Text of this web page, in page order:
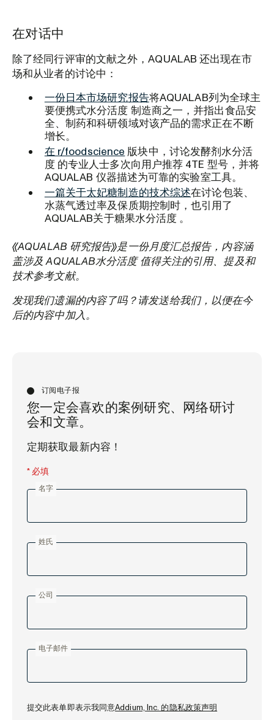
在对话中
除了经同行评审的文献之外，AQUALAB 还出现在市
场和从业者的讨论中：
一份日本市场研究报告将AQUALAB列为全球主
要便携式水分活度 制造商之一，并指出食品安
全、制药和科研领域对该产品的需求正在不断
增长。
在 r/foodscience 版块中，讨论发酵剂水分活
度 的专业人士多次向用户推荐 4TE 型号，并将
AQUALAB 仪器描述为可靠的实验室工具。
一篇关于太妃糖制造的技术综述在讨论包装、
水蒸气透过率及保质期控制时，也引用了
AQUALAB关于糖果水分活度 。
《AQUALAB 研究报告》是一份月度汇总报告，内容涵
盖涉及 AQUALAB水分活度 值得关注的引用、提及和
技术参考文献。
发现我们遗漏的内容了吗？请发送给我们，以便在今
后的内容中加入。
订阅电子报
您一定会喜欢的案例研究、网络研讨
会和文章。
定期获取最新内容！
* 必填
名字
姓氏
公司
电子邮件
提交此表单即表示我同意Addium, Inc. 的隐私政策声明